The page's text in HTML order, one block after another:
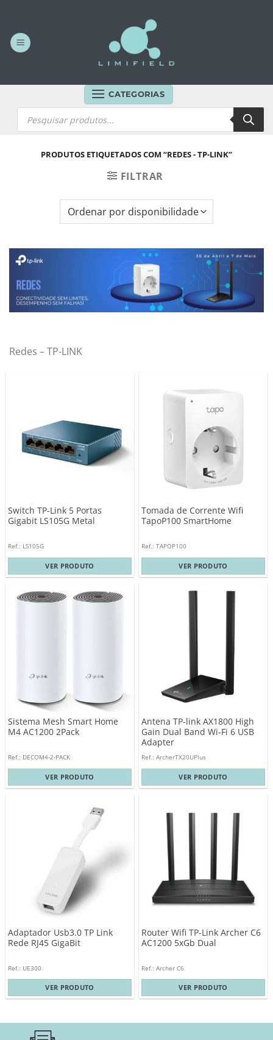
content
CATEGORIAS
Products
search
PRODUTOS ETIQUETADOS COM “REDES - TP-LINK”
FILTRAR
Redes – TP-LINK
Switch TP-Link 5 Portas
Gigabit LS105G Metal
Ref.: LS105G
VER PRODUTO
Tomada de Corrente Wifi
TapoP100 SmartHome
Ref.: TAPOP100
VER PRODUTO
Sistema Mesh Smart Home
M4 AC1200 2Pack
Ref.: DECOM4-2-PACK
VER PRODUTO
Antena TP-link AX1800 High
Gain Dual Band Wi-Fi 6 USB
Adapter
Ref.: ArcherTX20UPlus
VER PRODUTO
Adaptador Usb3.0 TP Link
Rede RJ45 GigaBit
Ref.: UE300
VER PRODUTO
Router Wifi TP-Link Archer C6
AC1200 5xGb Dual
Ref.: Archer C6
VER PRODUTO